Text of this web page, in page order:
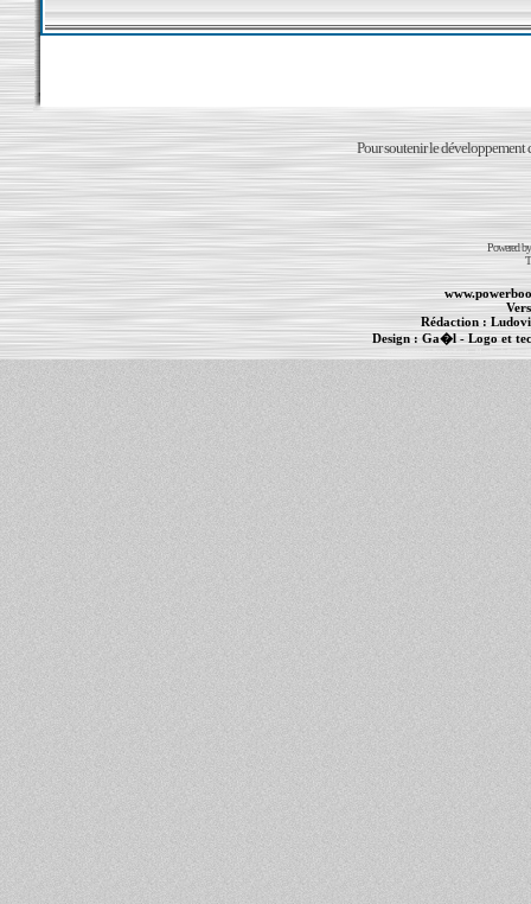
Pour soutenir le développement
Powered
Rédaction :
Design : Ga�l- Logo et